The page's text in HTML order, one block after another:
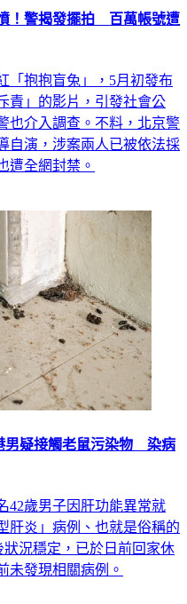
！警揭發擺拍 百萬帳號遭
抱抱盲兔」，5月初發布
責」的影片，引發社會公
也介入調查。不料，北京警
演，涉案兩人已被依法採
男疑接觸老鼠污染物 染病
42歲男子因肝功能異常就
肝炎」病例、也就是俗稱的
況穩定，已於日前回家休